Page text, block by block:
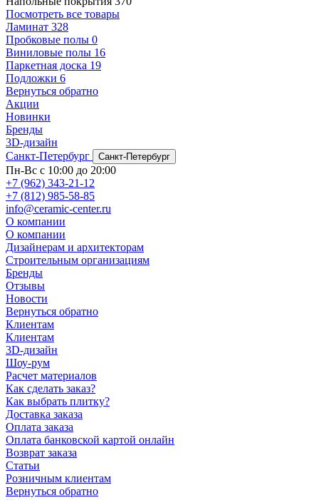
Посмотреть все товары
Ламинат 328
Пробковые полы 0
Виниловые полы 16
Паркетная доска 19
Подложки 6
Вернуться обратно
Акции
Новинки
Бренды
3D-дизайн
Санкт-Петербург
Санкт-Петербург
Пн-Вс с 10:00 до 20:00
+7 (962) 343-21-12
+7 (812) 985-58-85
info@ceramic-center.ru
О компании
О компании
Дизайнерам и архитекторам
Строительным организациям
Бренды
Отзывы
Новости
Вернуться обратно
Клиентам
Клиентам
3D-дизайн
Шоу-рум
Расчет материалов
Как сделать заказ?
Как выбрать плитку?
Доставка заказа
Оплата заказа
Оплата банковской картой онлайн
Возврат заказа
Статьи
Розничным клиентам
Вернуться обратно